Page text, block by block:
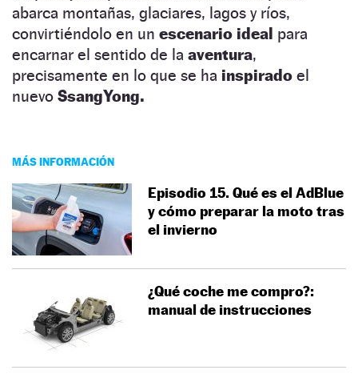
abarca montañas, glaciares, lagos y ríos,
convirtiéndolo en un escenario ideal para
encarnar el sentido de la aventura,
precisamente en lo que se ha inspirado el
nuevo SsangYong.
MÁS INFORMACIÓN
Episodio 15. Qué es el AdBlue
y cómo preparar la moto tras
el invierno
¿Qué coche me compro?:
manual de instrucciones